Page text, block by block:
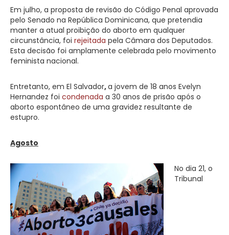
Em julho, a proposta de revisão do Código Penal aprovada
pelo Senado na República Dominicana, que pretendia
manter a atual proibição do aborto em qualquer
circunstância, foi rejeitada pela Câmara dos Deputados.
Esta decisão foi amplamente celebrada pelo movimento
feminista nacional.
Entretanto, em El Salvador,a jovem de 18 anos Evelyn
Hernandez foi condenada a 30 anos de prisão após o
aborto espontâneo de uma gravidez resultante de
estupro.
Agosto
No dia 21, o
Tribunal